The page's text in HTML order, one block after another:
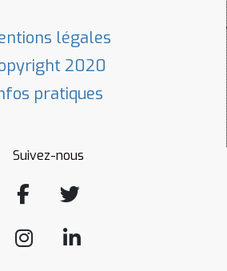
légales
2020
pratiques
Suivez-nous